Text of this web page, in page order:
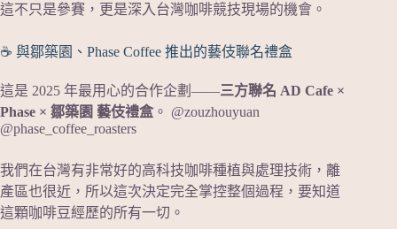
這不只是參賽，更是深入台灣咖啡競技現場的機會。
☕ 與鄒築園、Phase Coffee 推出的藝伎聯名禮盒
這是 2025 年最用心的合作企劃——三方聯名 AD Cafe ×
Phase × 鄒築園 藝伎禮盒。 @zouzhouyuan
@phase_coffee_roasters
我們在台灣有非常好的高科技咖啡種植與處理技術，離
產區也很近，所以這次決定完全掌控整個過程，要知道
這顆咖啡豆經歷的所有一切。